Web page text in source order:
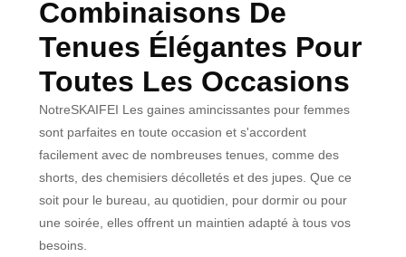
Combinaisons De
Tenues Élégantes Pour
Toutes Les Occasions
NotreSKAIFEI Les gaines amincissantes pour femmes
sont parfaites en toute occasion et s'accordent
facilement avec de nombreuses tenues, comme des
shorts, des chemisiers décolletés et des jupes. Que ce
soit pour le bureau, au quotidien, pour dormir ou pour
une soirée, elles offrent un maintien adapté à tous vos
besoins.